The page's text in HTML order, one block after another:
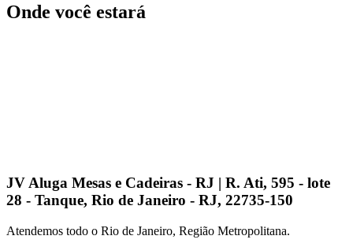
Onde você estará
JV Aluga Mesas e Cadeiras - RJ | R. Ati, 595 - lote
28 - Tanque, Rio de Janeiro - RJ, 22735-150
Atendemos todo o Rio de Janeiro, Região Metropolitana.